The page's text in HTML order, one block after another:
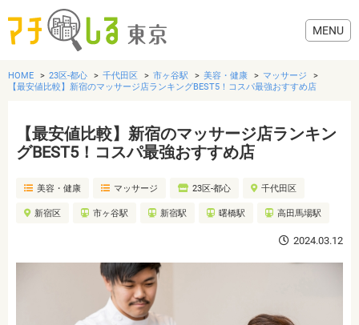
グルメ
美容・健康
HOME 23区-都心 千代田区 市ヶ谷駅 美容・健康
マッサージ
【最安値比較】新宿のマッサージ店ランキングBEST5！コスパ最強おすすめ店
【最安値比較】新宿のマッサージ店ランキン
グBEST5！コスパ最強おすすめ店
美容・健康 マッサージ 23区-都心 千代田区
新宿区 市ヶ谷駅 新宿駅 曙橋駅 高田馬場駅
2024.03.12